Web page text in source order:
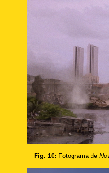
Fig. 10: Fotograma de